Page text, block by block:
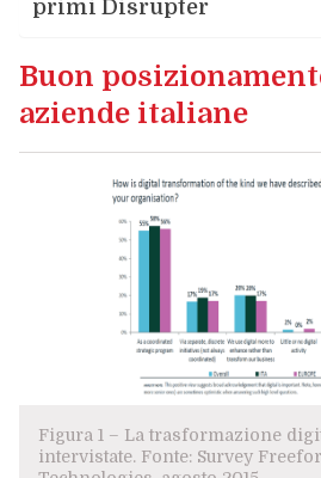
primi Disrupter
Buon
aziende italiane
Figura 1 – La trasformazione
intervistate. Fonte: Survey